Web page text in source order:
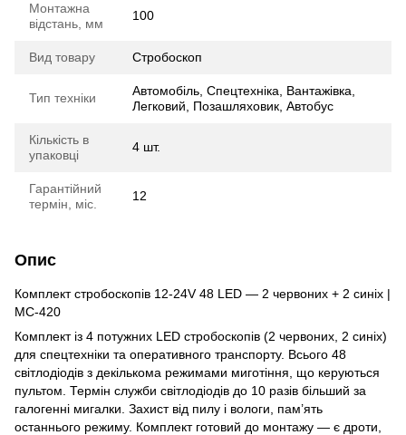
Монтажна
відстань, мм
100
Вид товару Стробоскоп
Тип техніки
Автомобіль, Спецтехніка, Вантажівка,
Легковий, Позашляховик, Автобус
Кількість в
упаковці
4 шт.
Гарантійний
термін, міс.
12
Опис
Комплект стробоскопів 12-24V 48 LED — 2 червоних + 2 синіх |
МС-420
Комплект із 4 потужних LED стробоскопів (2 червоних, 2 синіх)
для спецтехніки та оперативного транспорту. Всього 48
світлодіодів з декількома режимами миготіння, що керуються
пультом. Термін служби світлодіодів до 10 разів більший за
галогенні мигалки. Захист від пилу і вологи, пам’ять
останнього режиму. Комплект готовий до монтажу — є дроти,